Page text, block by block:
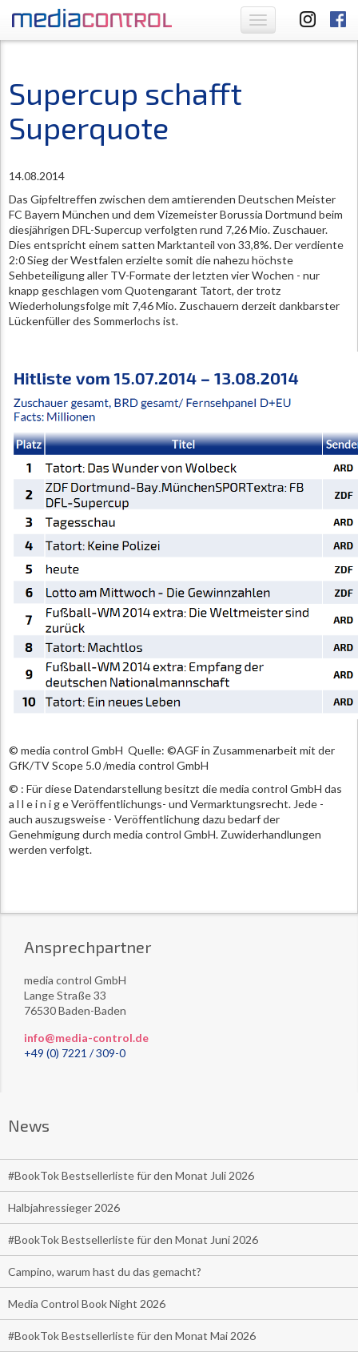
Toggle
navigation
Supercup schafft
Superquote
14.08.2014
Das Gipfeltreffen zwischen dem amtierenden Deutschen Meister
FC Bayern München und dem Vizemeister Borussia Dortmund beim
diesjährigen DFL-Supercup verfolgten rund 7,26 Mio. Zuschauer.
Dies entspricht einem satten Marktanteil von 33,8%. Der verdiente
2:0 Sieg der Westfalen erzielte somit die nahezu höchste
Sehbeteiligung aller TV-Formate der letzten vier Wochen - nur
knapp geschlagen vom Quotengarant Tatort, der trotz
Wiederholungsfolge mit 7,46 Mio. Zuschauern derzeit dankbarster
Lückenfüller des Sommerlochs ist.
© media control GmbH Quelle: ©AGF in Zusammenarbeit mit der
GfK/TV Scope 5.0 /media control GmbH
© : Für diese Datendarstellung besitzt die media control GmbH das
a l l e i n i g e Veröffentlichungs- und Vermarktungsrecht. Jede -
auch auszugsweise - Veröffentlichung dazu bedarf der
Genehmigung durch media control GmbH. Zuwiderhandlungen
werden verfolgt.
Ansprechpartner
media control GmbH
Lange Straße 33
76530 Baden-Baden
info@media-control.de
+49 (0) 7221 / 309-0
News
#BookTok Bestsellerliste für den Monat Juli 2026
Halbjahressieger 2026
#BookTok Bestsellerliste für den Monat Juni 2026
Campino, warum hast du das gemacht?
Media Control Book Night 2026
#BookTok Bestsellerliste für den Monat Mai 2026